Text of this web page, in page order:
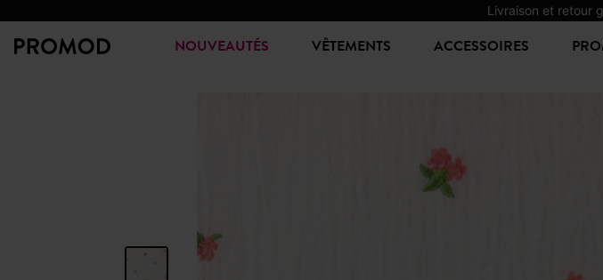
Livraison et retour
NOUVEAUTÉS VÊTEMENTS ACCESSOIRES